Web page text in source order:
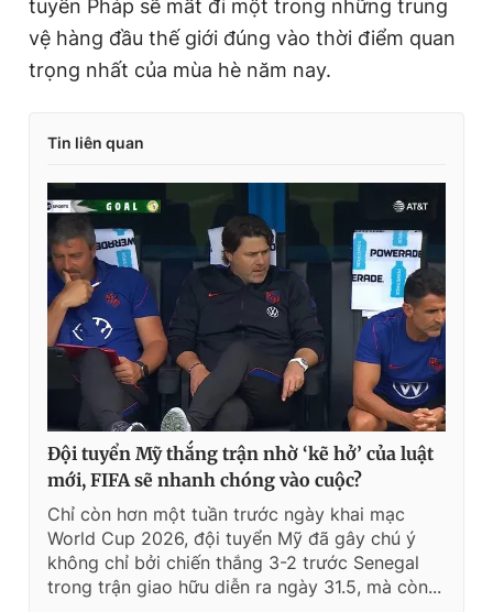
tuyển Pháp sẽ mất đi một trong những trung
vệ hàng đầu thế giới đúng vào thời điểm quan
trọng nhất của mùa hè năm nay.
Tin liên quan
Đội tuyển Mỹ thắng trận nhờ ‘kẽ hở’ của luật
mới, FIFA sẽ nhanh chóng vào cuộc?
Chỉ còn hơn một tuần trước ngày khai mạc
World Cup 2026, đội tuyển Mỹ đã gây chú ý
không chỉ bởi chiến thắng 3-2 trước Senegal
trong trận giao hữu diễn ra ngày 31.5, mà còn...